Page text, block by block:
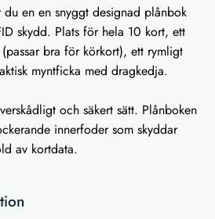
en en snyggt designad plånbok
skydd. Plats för hela 10 kort, ett
bra för körkort), ett rymligt
myntficka med dragkedja.
och säkert sätt. Plånboken
innerfoder som skyddar
av kortdata.